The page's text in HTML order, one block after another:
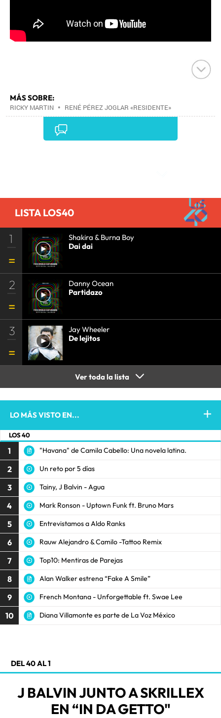
MÁS SOBRE:
RICKY MARTIN • RENÉ PÉREZ JOGLAR «RESIDENTE»
RUBÉN BLADES•BAD BUNNY•
LISTA LOS40
1
Shakira & Burna Boy
Dai dai
2
Danny Ocean
Partidazo
3
Jay Wheeler
De lejitos
Ver toda la lista
LO MÁS VISTO EN...
LOS 40
1 "Havana" de Camila Cabello: Una novela latina.
2 Un reto por 5 días
3 Tainy, J Balvin - Agua
4 Mark Ronson - Uptown Funk ft. Bruno Mars
5 Entrevistamos a Aldo Ranks
6 Rauw Alejandro & Camilo -Tattoo Remix
7 Top10: Mentiras de Parejas
8 Alan Walker estrena “Fake A Smile”
9 French Montana - Unforgettable ft. Swae Lee
10 Diana Villamonte es parte de La Voz México
DEL 40 AL 1
J BALVIN JUNTO A SKRILLEX
EN “IN DA GETTO"